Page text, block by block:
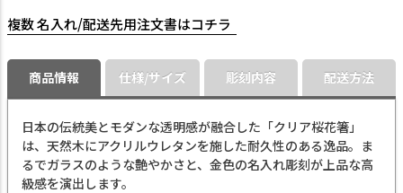
複数 名入れ/配送先用注文書はコチラ
商品情報
日本の伝統美とモダンな透明感が融合した「クリア桜花箸」
は、天然木にアクリルウレタンを施した耐久性のある逸品。ま
るでガラスのような艶やかさと、金色の名入れ彫刻が上品な高
級感を演出します。
仕様/サイズ 彫刻内容 配送方法